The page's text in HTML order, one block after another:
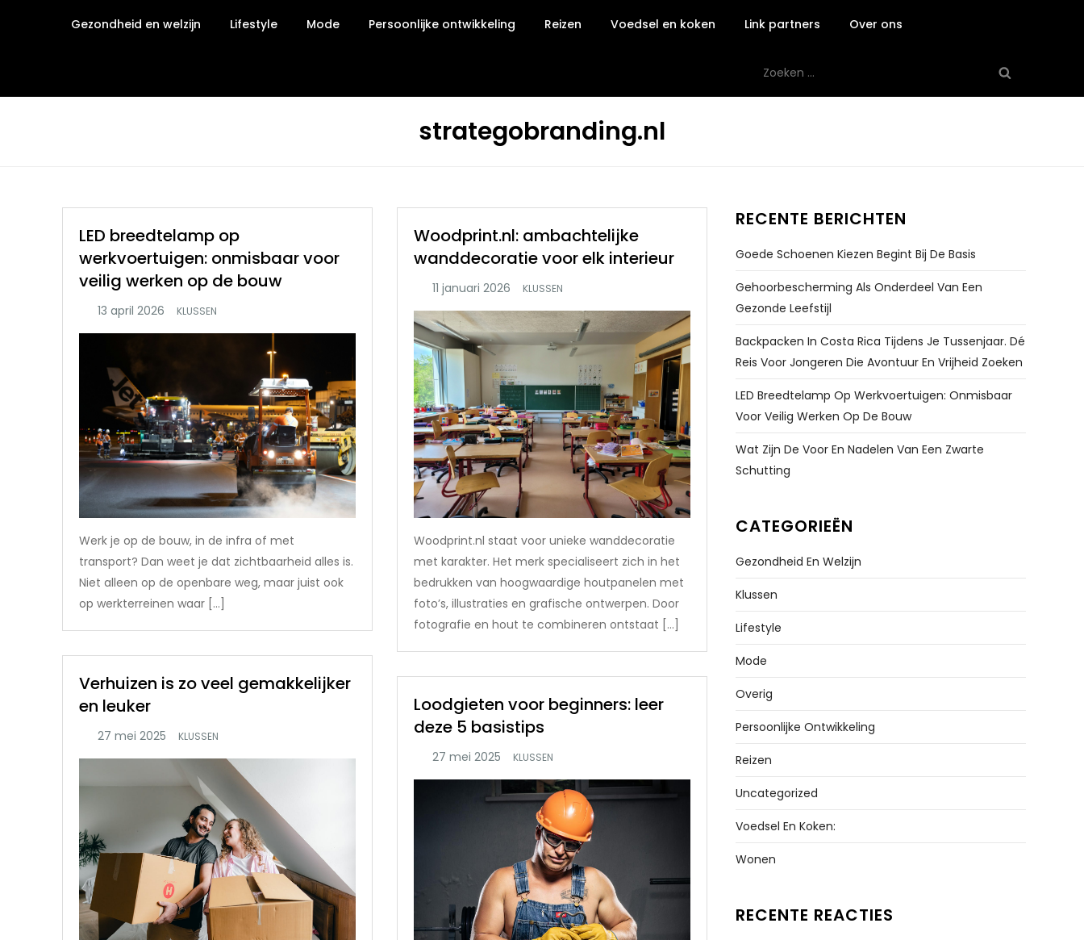
Gezondheid en welzijn Lifestyle Mode Persoonlijke ontwikkeling Reizen Voedsel en koken Link partners Over ons
naar:
strategobranding.nl
LED breedtelamp op
werkvoertuigen: onmisbaar voor
veilig werken op de bouw
KLUSSEN
Werk je op de bouw, in de infra of met
transport? Dan weet je dat zichtbaarheid alles is.
Niet alleen op de openbare weg, maar juist ook
op werkterreinen waar […]
Woodprint.nl: ambachtelijke
wanddecoratie voor elk interieur
KLUSSEN
Woodprint.nl staat voor unieke wanddecoratie
met karakter. Het merk specialiseert zich in het
bedrukken van hoogwaardige houtpanelen met
foto’s, illustraties en grafische ontwerpen. Door
fotografie en hout te combineren ontstaat […]
Verhuizen is zo veel gemakkelijker
en leuker
KLUSSEN
Loodgieten voor beginners: leer
deze 5 basistips
KLUSSEN
RECENTE BERICHTEN
Goede Schoenen Kiezen Begint Bij De Basis
Gehoorbescherming Als Onderdeel Van Een
Gezonde Leefstijl
Backpacken In Costa Rica Tijdens Je Tussenjaar. Dé
Reis Voor Jongeren Die Avontuur En Vrijheid Zoeken
LED Breedtelamp Op Werkvoertuigen: Onmisbaar
Voor Veilig Werken Op De Bouw
Wat Zijn De Voor En Nadelen Van Een Zwarte
Schutting
CATEGORIEËN
Gezondheid En Welzijn
Klussen
Lifestyle
Mode
Overig
Persoonlijke Ontwikkeling
Reizen
Uncategorized
Voedsel En Koken:
Wonen
RECENTE REACTIES